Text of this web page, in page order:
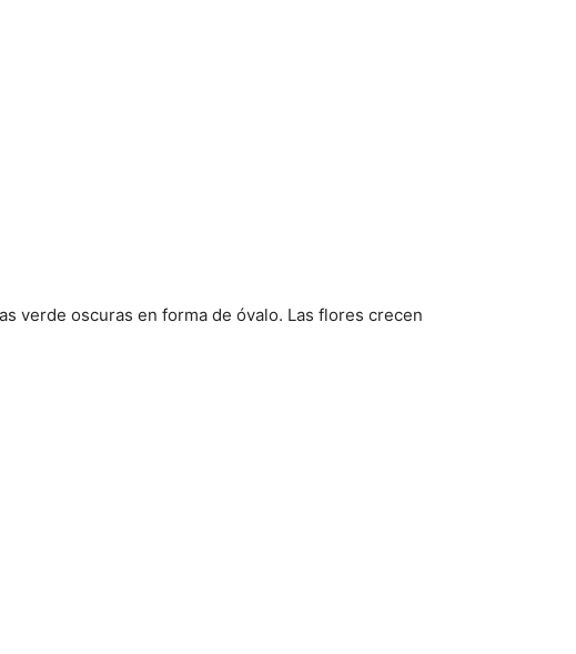
verde oscuras en forma de óvalo. Las flores crecen